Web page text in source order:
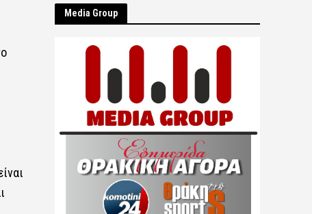
Μedia Group